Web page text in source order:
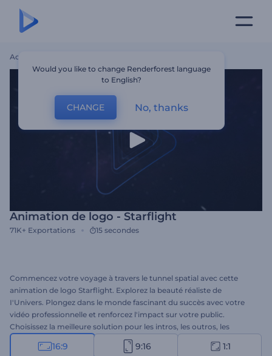
Accueil
Animation de logo - Starflight
71K+ Exportations 15 secondes
Commencez votre voyage à travers le tunnel spatial avec cette
animation de logo Starflight. Explorez la beauté réaliste de
I'Univers. Plongez dans le monde fascinant du succès avec votre
vidéo professionnelle et renforcez l'impact sur votre public.
Choisissez la meilleure solution pour les intros, les outros, les
présentations d'entreprise, les films cinématographiques, etc.
Dirigez-vous vers de meilleurs lendemains avec l’animation de logo
16:9 9:16 1:1
Would you like to change Renderforest language
to English?
CHANGE No, thanks